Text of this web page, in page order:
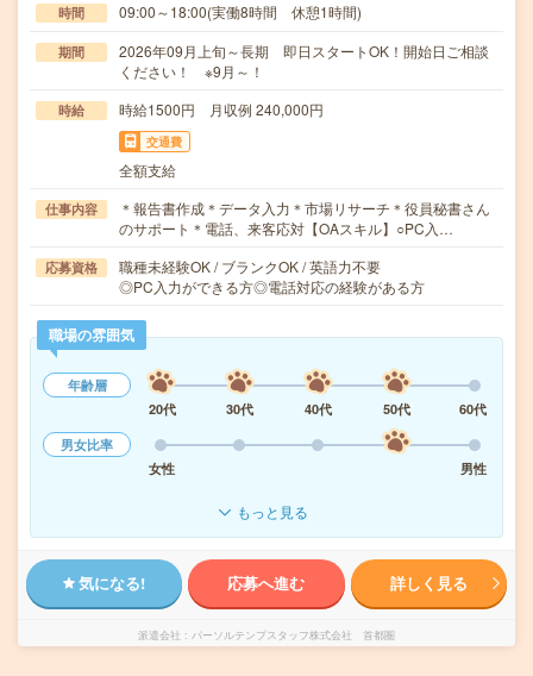
時間 09:00～18:00(実働8時間 休憩1時間)
期間
2026年09月上旬～長期 即日スタートOK！開始日ご相談
ください！ ※9月～！
時給 時給1500円 月収例 240,000円
交通費
全額支給
仕事内容
＊報告書作成＊データ入力＊市場リサーチ＊役員秘書さん
のサポート＊電話、来客応対【OAスキル】○PC入…
応募資格
職種未経験OK / ブランクOK / 英語力不要
◎PC入力ができる方◎電話対応の経験がある方
職場の雰囲気
年齢層
20代
30代 40代 50代
60代
男女比率
女性
男性
もっと見る
気になる! 応募へ進む 詳しく見る
派遣会社 パーソルテンプスタッフ株式会社 首都圏